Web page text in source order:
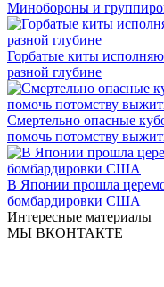
Минобороны и
Горбатые киты
разной глубине
Смертельно опасные
помочь потомству
В Японии прошла
бомбардировки США
Интересные материалы
МЫ ВКОНТАКТЕ